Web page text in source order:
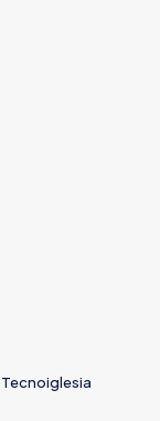
Tecnoiglesia